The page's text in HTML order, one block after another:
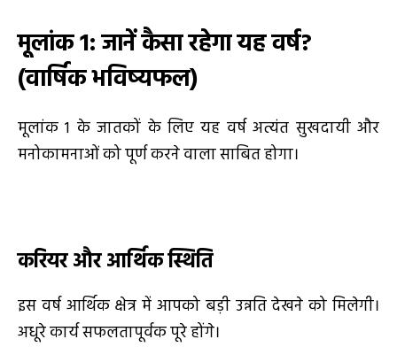
मूलांक1: जानें कैसा रहेगा यह वर्ष?
(वार्षिक भविष्यफल)
मूलांक 1 के जातकों के लिए यह वर्ष अत्यंत सुखदायी और
मनोकामनाओं को पूर्ण करने वाला साबित होगा।
करियर और आर्थिक स्थिति
इस वर्ष आर्थिक क्षेत्र में आपको बड़ी उन्नति देखने को मिलेगी।
अधूरे कार्य सफलतापूर्वक पूरे होंगे।